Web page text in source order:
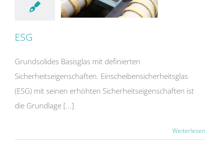
ESG
Grundsolides Basisglas mit definierten
Sicherheitseigenschaften. Einscheibensicherheitsglas
(ESG) mit seinen erhöhten Sicherheitseigenschaften ist
die Grundlage [...]
Weiterlesen